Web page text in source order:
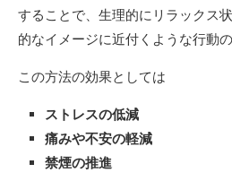
することで、生理的にリラックス
的なイメージに近付くような行動
この方法の効果としては
ストレスの低減
痛みや不安の軽減
禁煙の推進